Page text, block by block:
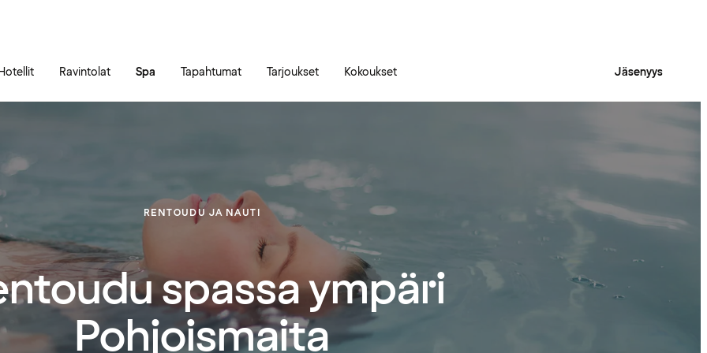
Ravintolat Spa Tapahtumat Tarjoukset Kokoukset Jäsenyys
RENTOUDU JA NAUTI
spassa ympäri
Pohjoismaita